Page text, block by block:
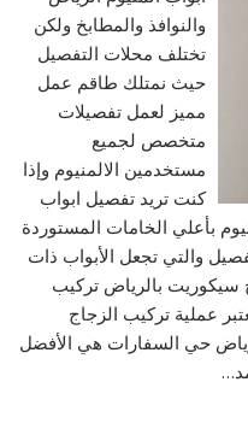
والنوافذ والمطابخ ولكن
تختلف محلات التفصيل
حيث نمتلك طاقم عمل
مميز لعمل تفصيلات
متخصص لجميع
مستخدمين الالمنيوم وإذا
كنت تريد تفصيل ابواب
بأعلي الخامات المستوردة
والتي تجعل الأبواب ذات
سيكوريت بالرياض تركيب
عملية تركيب الزجاج
حي السفارات هي الأفضل